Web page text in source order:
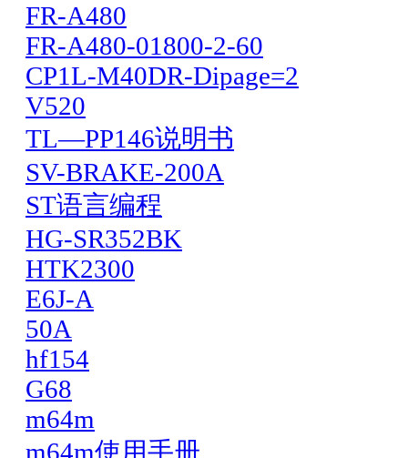
FR-A480
FR-A480-01800-2-60
CP1L-M40DR-Dipage=2
V520
TL—PP146说明书
SV-BRAKE-200A
ST语言编程
HG-SR352BK
HTK2300
E6J-A
50A
hf154
G68
m64m
m64m使用手册